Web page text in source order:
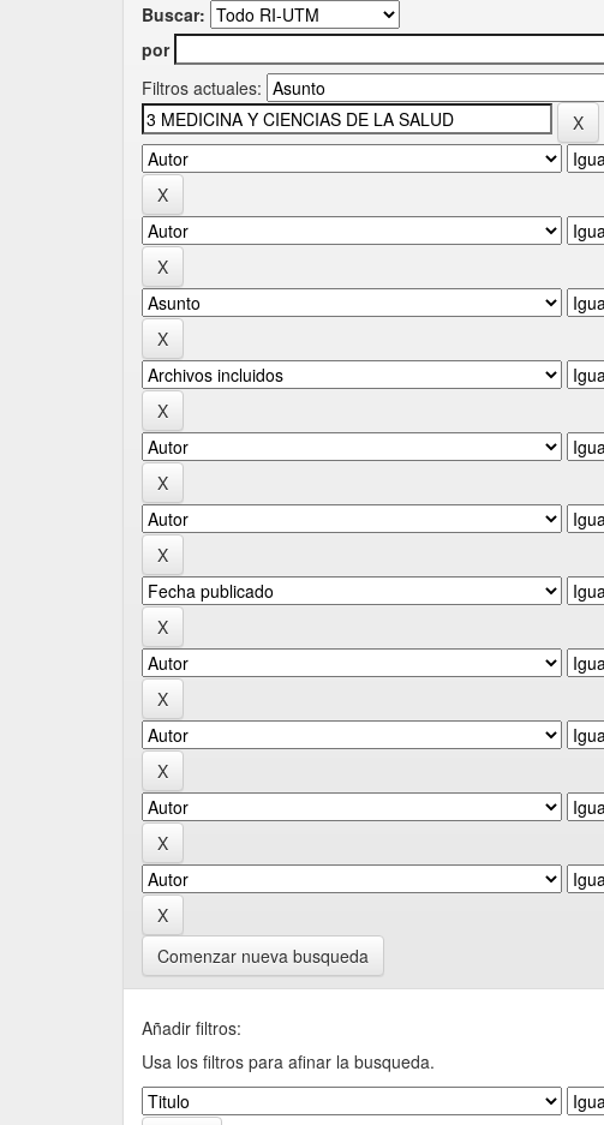
Buscar:
por
Filtros actuales:
Comenzar nueva busqueda
Añadir filtros:
Usa los filtros para afinar la busqueda.